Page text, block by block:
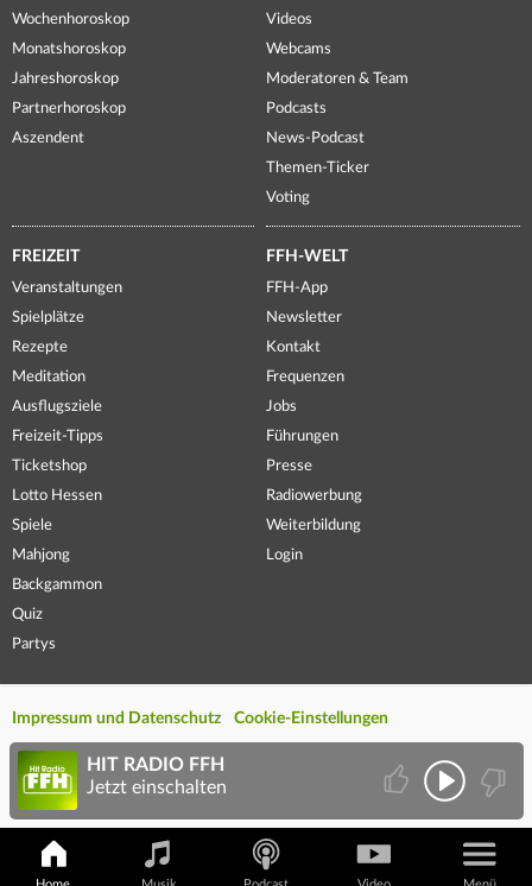
Wochenhoroskop
Monatshoroskop
Jahreshoroskop
Partnerhoroskop
Aszendent
Videos
Webcams
Moderatoren & Team
Podcasts
News-Podcast
Themen-Ticker
Voting
FREIZEIT
Veranstaltungen
Spielplätze
Rezepte
Meditation
Ausflugsziele
Freizeit-Tipps
Ticketshop
Lotto Hessen
Spiele
Mahjong
Backgammon
Quiz
Partys
FFH-WELT
FFH-App
Newsletter
Kontakt
Frequenzen
Jobs
Führungen
Presse
Radiowerbung
Weiterbildung
Login
Impressum und Datenschutz Cookie-Einstellungen
HIT RADIO FFH
Jetzt einschalten